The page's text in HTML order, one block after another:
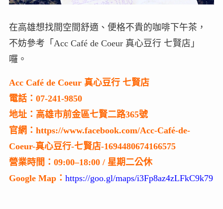
在高雄想找間空間舒適、便格不貴的咖啡下午茶，
不妨參考「Acc Café de Coeur 真心豆行 七賢店」
囉。
Acc Café de Coeur 真心豆行 七賢店
電話：07-241-9850
地址：高雄市前金區七賢二路365號
官網：https://www.facebook.com/Acc-Café-de-
Coeur-真心豆行-七賢店-1694480674166575
營業時間：09:00–18:00 / 星期二公休
Google Map： https://goo.gl/maps/i3Fp8az4zLFkC9k79